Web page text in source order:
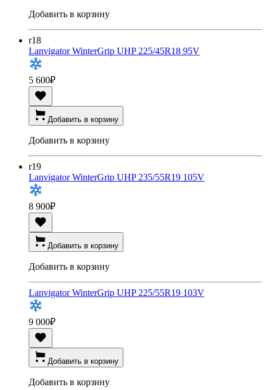
Добавить в корзину
r18
Lanvigator WinterGrip UHP 225/45R18 95V
5 600₽
Добавить в корзину
Добавить в корзину
r19
Lanvigator WinterGrip UHP 235/55R19 105V
8 900₽
Добавить в корзину
Добавить в корзину
Lanvigator WinterGrip UHP 225/55R19 103V
9 000₽
Добавить в корзину
Добавить в корзину